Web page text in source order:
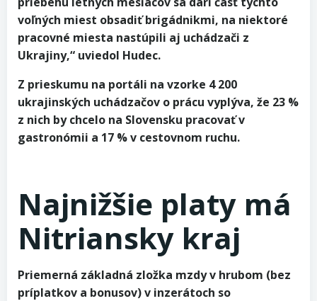
voľných miest obsadiť brigádnikmi, na niektoré
pracovné miesta nastúpili aj uchádzači z
Ukrajiny,“ uviedol Hudec.
Z prieskumu na portáli na vzorke 4 200
ukrajinských uchádzačov o prácu vyplýva, že 23 %
z nich by chcelo na Slovensku pracovať v
gastronómii a 17 % v cestovnom ruchu.
Najnižšie platy má
Nitriansky kraj
Priemerná základná zložka mzdy v hrubom (bez
príplatkov a bonusov) v inzerátoch so